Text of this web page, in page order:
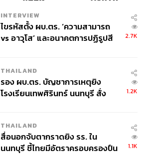
INTERVIEW
ไขรหัสตั้ง ผบ.ตร. ‘ความสามารถ
vs อาวุโส’ และอนาคตการปฏิรูปสี
2.7K
THAILAND
รอง ผบ.ตร. บัญชาการเหตุยิง
โรงเรียนเทพศิรินทร์ นนทบุรี สั่ง
1.2K
THAILAND
สื่อนอกจับตากราดยิง รร. ใน
นนทบุรี ชี้ไทยมีอัตราครอบครองปืน
1.1K